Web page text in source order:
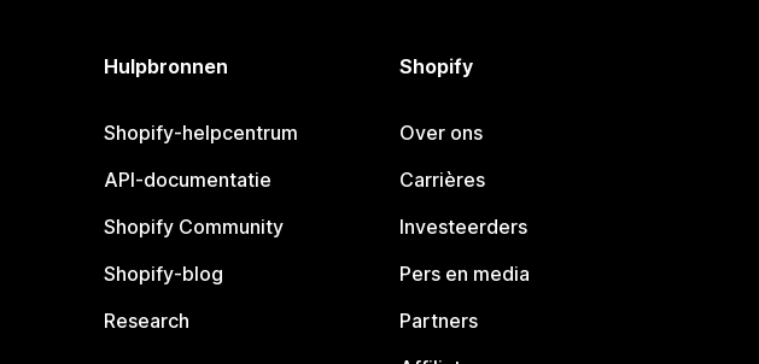
Hulpbronnen
Shopify-helpcentrum
API-documentatie
Shopify Community
Shopify-blog
Research
Shopify
Over ons
Carrières
Investeerders
Pers en media
Partners